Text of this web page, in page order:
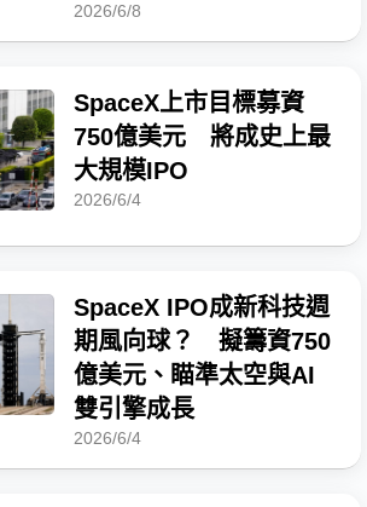
2026/6/8
SpaceX上市目標募資
750億美元 將成史上最
大規模IPO
2026/6/4
SpaceX IPO成新科技週
期風向球？ 擬籌資750
億美元、瞄準太空與AI
雙引擎成長
2026/6/4